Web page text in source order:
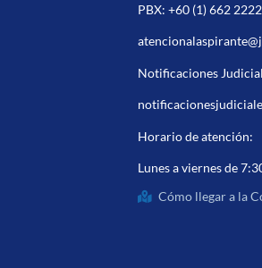
PBX:+60 (1) 662 2222
Notificaciones
Horario de atención:
Lunes a viernes de
Cómo llegar a la